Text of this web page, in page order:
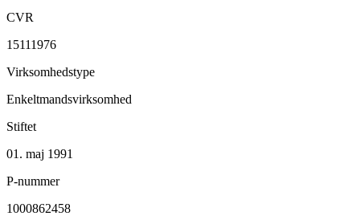
CVR
15111976
Virksomhedstype
Enkeltmandsvirksomhed
Stiftet
01. maj 1991
P-nummer
1000862458